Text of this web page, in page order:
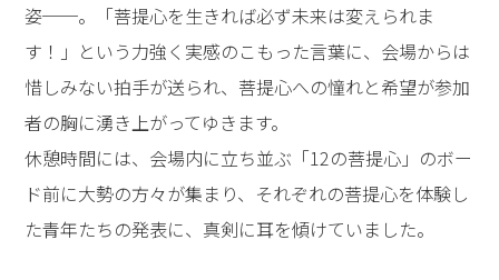
姿──。「菩提心を生きれば必ず未来は変えられま
す！」という力強く実感のこもった言葉に、会場からは
惜しみない拍手が送られ、菩提心への憧れと希望が参加
者の胸に湧き上がってゆきます。
休憩時間には、会場内に立ち並ぶ「12の菩提心」のボー
ド前に大勢の方々が集まり、それぞれの菩提心を体験し
た青年たちの発表に、真剣に耳を傾けていました。